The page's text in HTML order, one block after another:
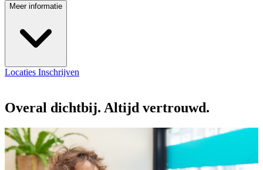
Meer informatie
Locaties Inschrijven
Overal dichtbij. Altijd vertrouwd.